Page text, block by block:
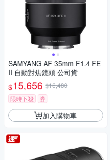
SAMYANG AF 35mm F1.4 FE
II 自動對焦鏡頭 公司貨
$15,656 $16,480
限時下殺
券
加入購物車